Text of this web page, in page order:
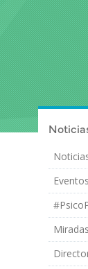
Eventos